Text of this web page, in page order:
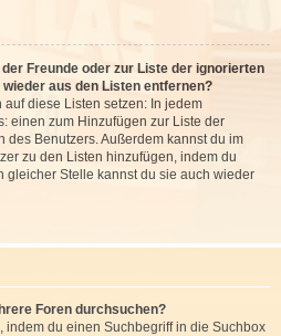
Freunde oder zur Liste der ignorierten
aus den Listen entfernen?
auf diese Listen setzen: In jedem
einen zum Hinzufügen zur Liste der
des Benutzers. Außerdem kannst du im
zu den Listen hinzufügen, indem du
gleicher Stelle kannst du sie auch wieder
Foren durchsuchen?
indem du einen Suchbegriff in die Suchbox